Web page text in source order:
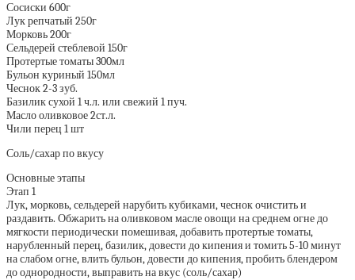
Сосиски 600г
Лук репчатый 250г
Морковь 200г
Сельдерей стеблевой 150г
Протертые томаты 300мл
Бульон куриный 150мл
Чеснок 2-3 зуб.
Базилик сухой 1 ч.л. или свежий 1 пуч.
Масло оливковое 2ст.л.
Чили перец 1 шт
Соль/сахар по вкусу
Основные этапы
Этап 1
Лук, морковь, сельдерей нарубить кубиками, чеснок очистить и
раздавить. Обжарить на оливковом масле овощи на среднем огне до
мягкости периодически помешивая, добавить протертые томаты,
нарубленный перец, базилик, довести до кипения и томить 5-10 минут
на слабом огне, влить бульон, довести до кипения, пробить блендером
до однородности, выправить на вкус (соль/сахар)